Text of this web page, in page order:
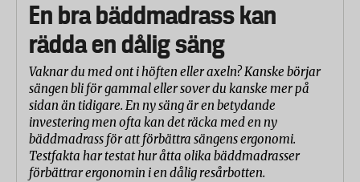
En bra bäddmadrass kan
rädda en dålig säng
Vaknar du med ont i höften eller axeln? Kanske börjar
sängen bli för gammal eller sover du kanske mer på
sidan än tidigare. En ny säng är en betydande
investering men ofta kan det räcka med en ny
bäddmadrass för att förbättra sängens ergonomi.
Testfakta har testat hur åtta olika bäddmadrasser
förbättrar ergonomin i en dålig resårbotten.